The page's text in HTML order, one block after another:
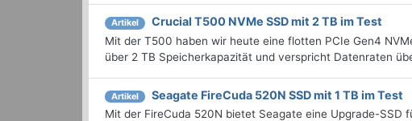
Artikel Crucial T500 NVMe SSD mit 2 TB im Test
Mit der T500 haben wir heute eine flotten PCIe Gen4
über 2 TB Speicherkapazität und verspricht Datenraten
Artikel Seagate FireCuda 520N SSD mit 1 TB im Test
Mit der FireCuda 520N bietet Seagate eine Upgrade-SSD